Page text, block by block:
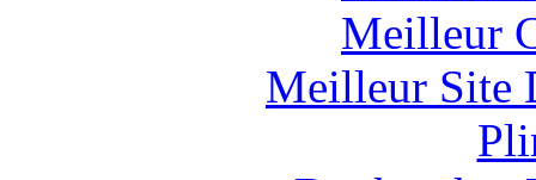
Meilleur
Meilleur Site